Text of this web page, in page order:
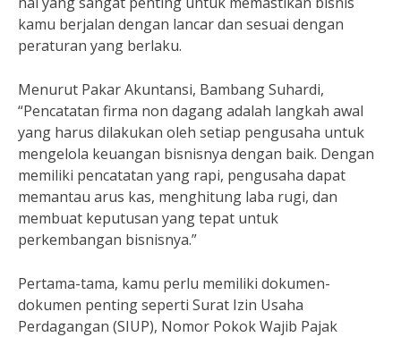
kamu berjalan dengan lancar dan sesuai dengan
peraturan yang berlaku.
Menurut Pakar Akuntansi, Bambang Suhardi,
“Pencatatan firma non dagang adalah langkah awal
yang harus dilakukan oleh setiap pengusaha untuk
mengelola keuangan bisnisnya dengan baik. Dengan
memiliki pencatatan yang rapi, pengusaha dapat
memantau arus kas, menghitung laba rugi, dan
membuat keputusan yang tepat untuk
perkembangan bisnisnya.”
Pertama-tama, kamu perlu memiliki dokumen-
dokumen penting seperti Surat Izin Usaha
Perdagangan (SIUP), Nomor Pokok Wajib Pajak